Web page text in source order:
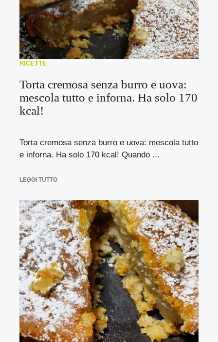
RICETTE
Torta cremosa senza burro e uova:
mescola tutto e inforna. Ha solo 170
kcal!
Torta cremosa senza burro e uova: mescola tutto
e inforna. Ha solo 170 kcal! Quando ...
LEGGI TUTTO